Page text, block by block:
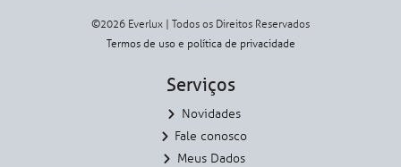
©2026 Everlux | Todos os Direitos Reservados
Termos de usoe política de privacidade
Serviços
Novidades
Fale conosco
Meus Dados